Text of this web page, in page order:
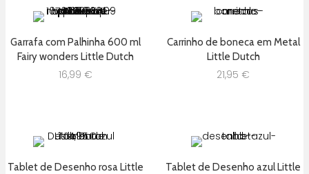
Garrafa com Palhinha 600 ml
Fairy wonders Little Dutch
16,99 €
Carrinho de boneca em Metal
Little Dutch
21,95 €
Tablet de Desenho rosa Little
Tablet de Desenho azul Little